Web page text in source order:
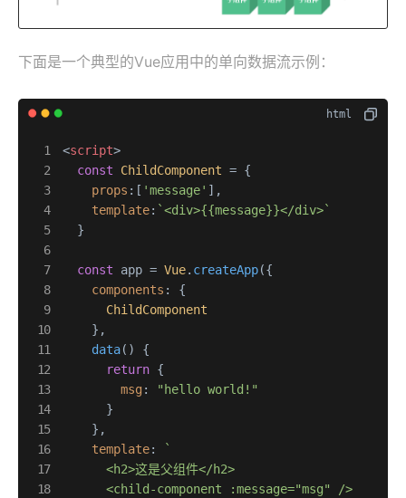
下面是一个典型的Vue应用中的单向数据流示例：
<script>
const
ChildComponent = {
props :[ 'message' ],
template: `<div>{{message}}</div>`
  }
const app = Vue. createApp({
components : {
ChildComponent
    },
data( ) {
return {
msg :
"hello world!"
      }
    },
template:
`
      <h2>这是父组件</h2>
      <child-component :message="msg" />